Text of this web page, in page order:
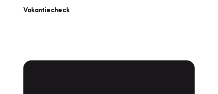
Vakantiecheck